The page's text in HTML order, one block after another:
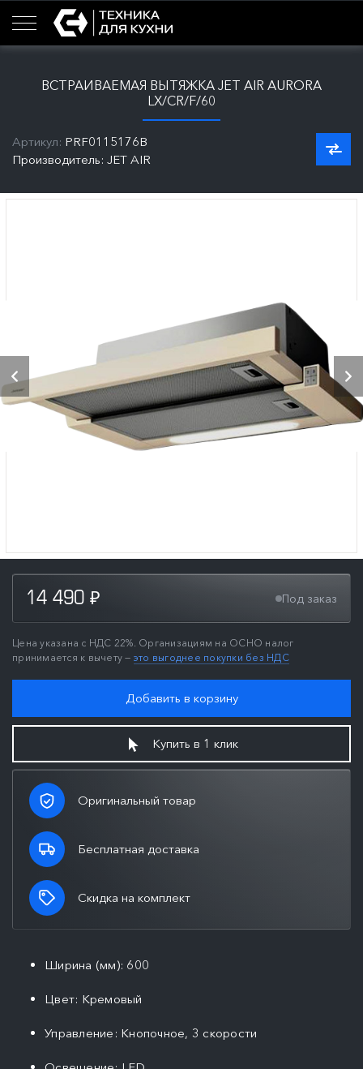
ВСТРАИВАЕМАЯ ВЫТЯЖКА JET AIR AURORA
LX/CR/F/60
Артикул: PRF0115176B
Производитель: JET AIR
14 490 ₽ Под заказ
Цена указана с НДС 22%. Организациям на ОСНО налог
принимается к вычету — это выгоднее покупки без НДС
Добавить в корзину
Купить в 1 клик
Оригинальный товар
Бесплатная доставка
Скидка на комплект
Ширина (мм): 600
Цвет: Кремовый
Управление: Кнопочное, 3 скорости